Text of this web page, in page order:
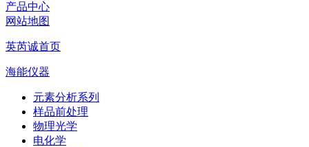
产品中心
网站地图
英芮诚首页
海能仪器
元素分析系列
样品前处理
物理光学
电化学